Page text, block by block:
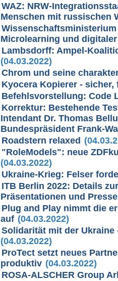
WAZ: NRW-
Menschen mit russischen
Microlearning und
Lambsdorff: Ampel-
(04.03.2022)
Chrom und seine
Kyocera Kopierer -
Befehlsvorstellung: Code
Korrektur: Bestehende
Intendant Dr. Thomas
Bundespräsident Frank-
Roadstern relaxed
"RoleModels": neue
(04.03.2022)
Ukraine-Krieg: Felser
ITB Berlin 2022: Details
Präsentationen und
Plug and Play nimmt die
auf (04.03.2022)
Solidarität mit der
(04.03.2022)
ProTect setzt neues
produktiv (04.03.2022)
ROSA-ALSCHER Group